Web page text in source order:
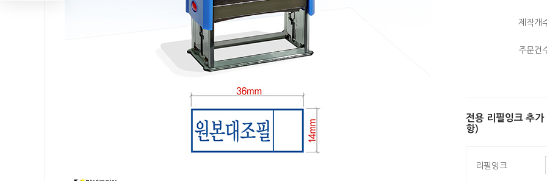
제작개
주문건
전용 리필잉크 추가
항)
리필잉크